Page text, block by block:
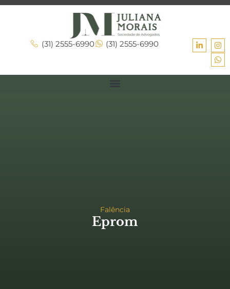
(31) 2555-6990 (31) 2555-6990
Falência
Eprom